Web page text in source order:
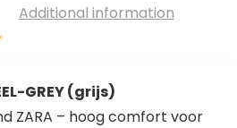
Additional information
GREY (grijs)
ZARA – hoog comfort voor